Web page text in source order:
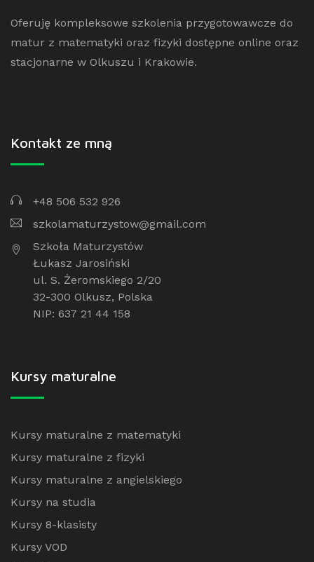
Oferuję kompleksowe szkolenia przygotowawcze do
matur z matematyki oraz fizyki dostępne online oraz
stacjonarne w Olkuszu i Krakowie.
Kontakt ze mną
+48 506 532 926
szkolamaturzystow@gmail.com
Szkoła Maturzystów
Łukasz Jarosiński
ul. S. Żeromskiego 2/20
32-300 Olkusz, Polska
NIP: 637 21 44 158
Kursy maturalne
Kursy maturalne z matematyki
Kursy maturalne z fizyki
Kursy maturalne z angielskiego
Kursy na studia
Kursy 8-klasisty
Kursy VOD